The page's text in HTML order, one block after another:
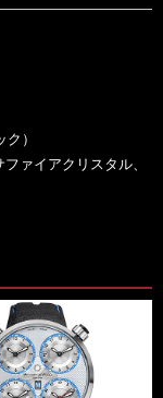
）
ァイアクリスタル、